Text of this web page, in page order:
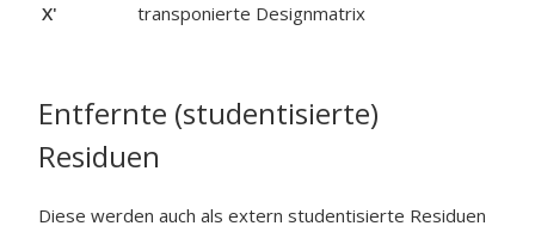
X'
transponierte Designmatrix
Entfernte (studentisierte)
Residuen
Diese werden auch als extern studentisierte Residuen